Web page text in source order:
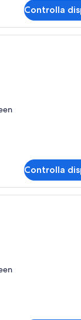
Controlla
Una casa a
Controlla
Una casa a